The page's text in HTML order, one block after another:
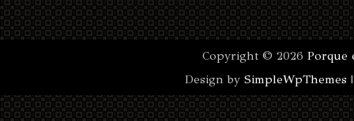
Copyright ©2026Porque
Design bySimpleWpThemes